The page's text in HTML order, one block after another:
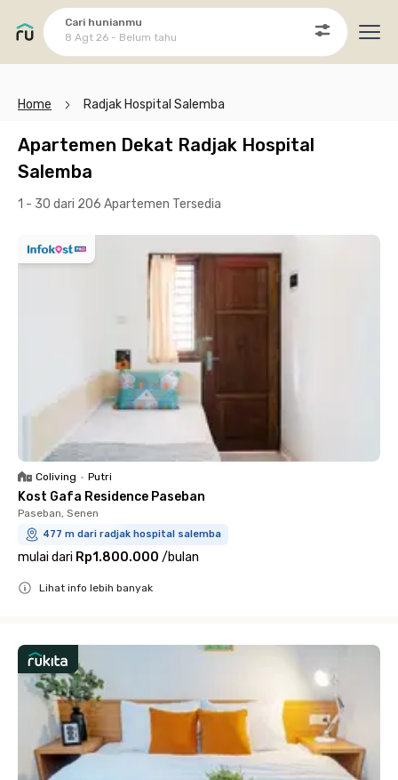
Cari hunianmu
8 Agt 26 - Belum tahu
Home Radjak Hospital Salemba
Apartemen Dekat Radjak Hospital
Salemba
1 - 30 dari 206 Apartemen Tersedia
Coliving • Putri
Kost Gafa Residence Paseban
Paseban, Senen
477 m dari radjak hospital salemba
mulai dari Rp1.800.000 /bulan
Lihat info lebih banyak